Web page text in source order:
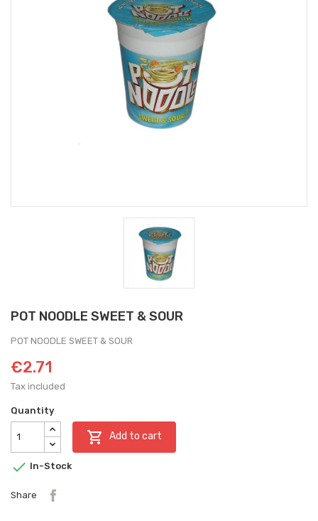
POT NOODLE SWEET & SOUR
POT NOODLE SWEET & SOUR
€2.71
Tax included
Quantity
 Add to cart
 In-Stock
Share